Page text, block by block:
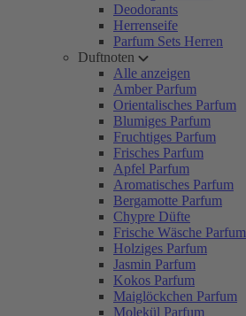
Deodorants
Herrenseife
Parfum Sets Herren
Duftnoten
Alle anzeigen
Amber Parfum
Orientalisches Parfum
Blumiges Parfum
Fruchtiges Parfum
Frisches Parfum
Apfel Parfum
Aromatisches Parfum
Bergamotte Parfum
Chypre Düfte
Frische Wäsche Parfum
Holziges Parfum
Jasmin Parfum
Kokos Parfum
Maiglöckchen Parfum
Molekül Parfum